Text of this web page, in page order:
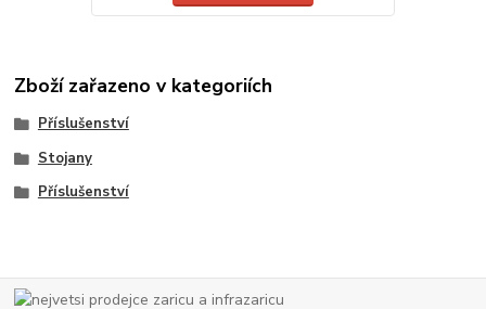
Zboží zařazeno v kategoriích
Příslušenství
Stojany
Příslušenství